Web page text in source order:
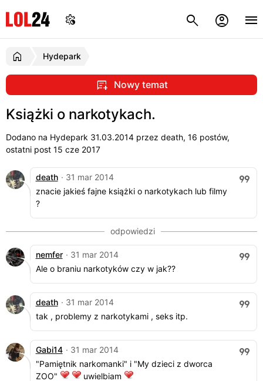
Hydepark
Nowy temat
Książki o narkotykach.
Dodano na Hydepark 31.03.2014 przez death, 16 postów,
ostatni post 15 cze 2017
death · 31 mar 2014
znacie jakieś fajne książki o narkotykach lub filmy
?
nemfer · 31 mar 2014
Ale o braniu narkotyków czy w jak??
death · 31 mar 2014
tak , problemy z narkotykami , seks itp.
Gabi14 · 31 mar 2014
"Pamiętnik narkomanki" i "My dzieci z dworca
ZOO"
uwielbiam